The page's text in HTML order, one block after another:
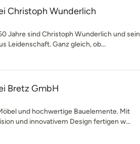
Christoph Wunderlich
Jahre sind Christoph Wunderlich und sein
Leidenschaft. Ganz gleich, ob...
Bretz GmbH
und hochwertige Bauelemente. Mit
und innovativem Design fertigen w...